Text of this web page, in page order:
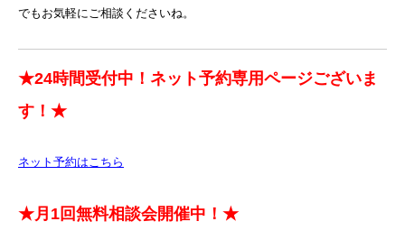
でもお気軽にご相談くださいね。
★24時間受付中！ネット予約専用ページございま
す！★
ネット予約はこちら
★月1回無料相談会開催中！★